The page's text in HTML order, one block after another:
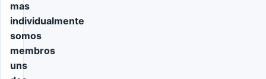
mas
individualmente
somos
membros
uns